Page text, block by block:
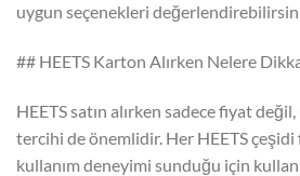
uygun seçenekleri
## HEETS Karton Alırken Nelere
HEETS satın alırken sadece fiyat
tercihi de önemlidir. Her HEETS çeşidi
kullanım deneyimi sunduğu için